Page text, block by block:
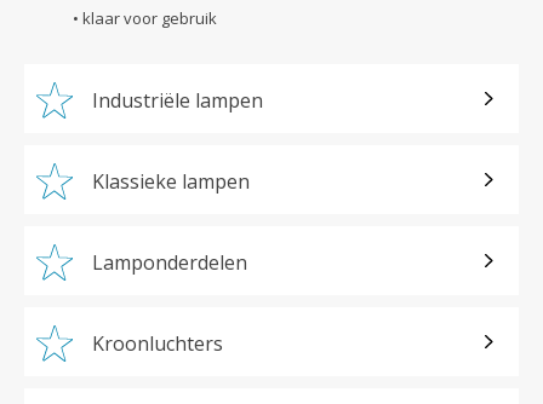
• klaar voor gebruik
Industriële lampen
Klassieke lampen
Lamponderdelen
Kroonluchters